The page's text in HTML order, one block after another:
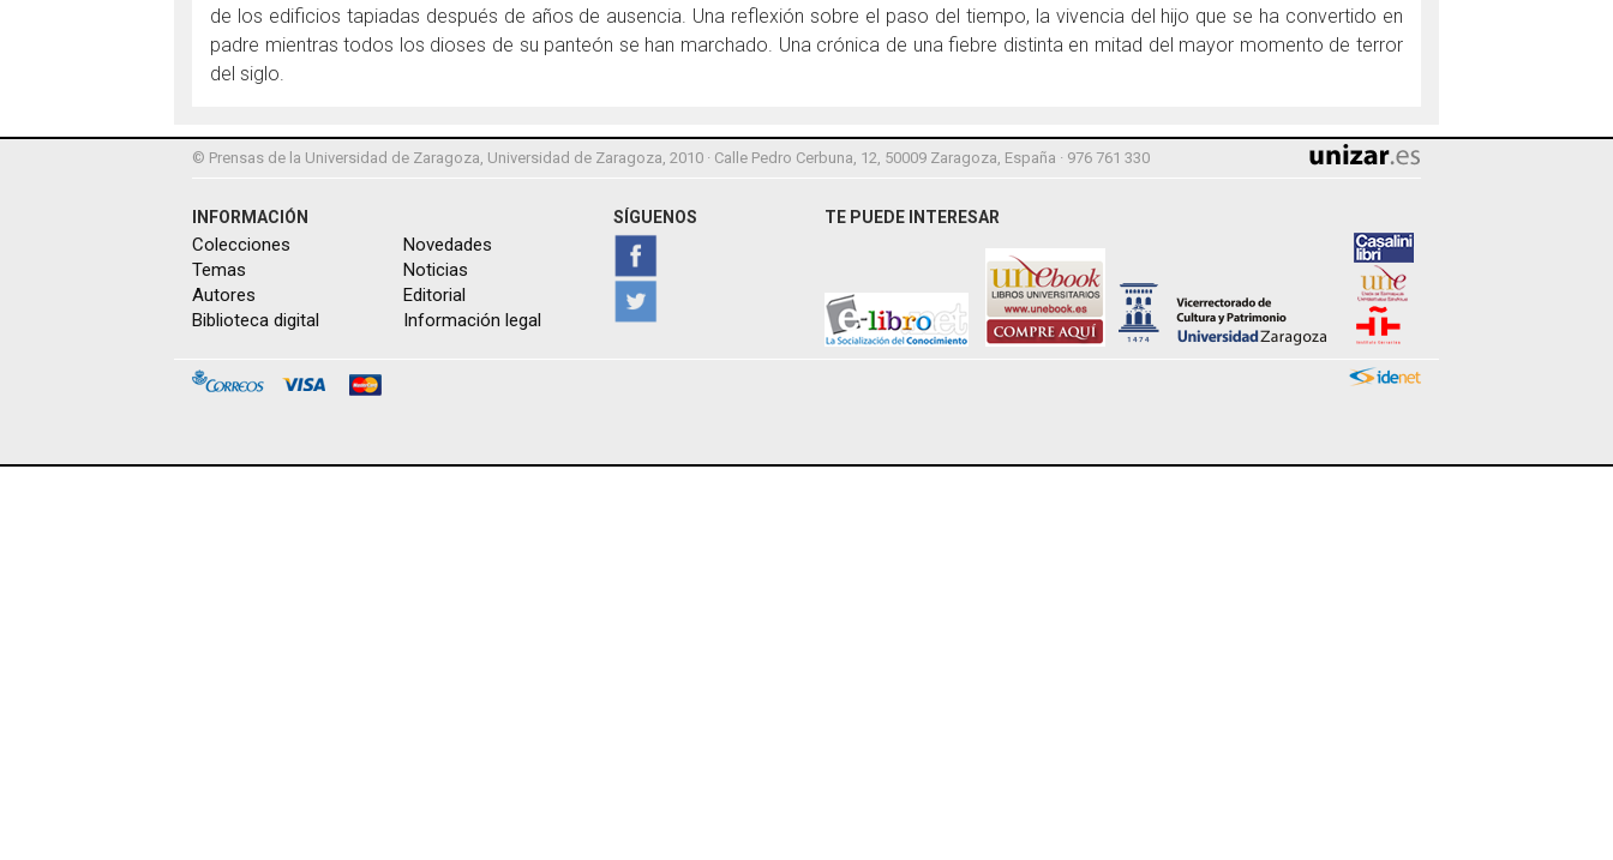
de los edificios tapiadas después de años de ausencia. Una reflexión sobre el paso del tiempo, la vivencia del hijo que se ha convertido en
padre mientras todos los dioses de su panteón se han marchado. Una crónica de una fiebre distinta en mitad del mayor momento de terror
del siglo.
© Prensas de la Universidad de Zaragoza, Universidad de Zaragoza, 2010 · Calle Pedro Cerbuna, 12, 50009 Zaragoza, España · 976 761 330
INFORMACIÓN
Colecciones
Temas
Autores
Biblioteca digital
Novedades
Noticias
Editorial
Información legal
SÍGUENOS TE PUEDE INTERESAR